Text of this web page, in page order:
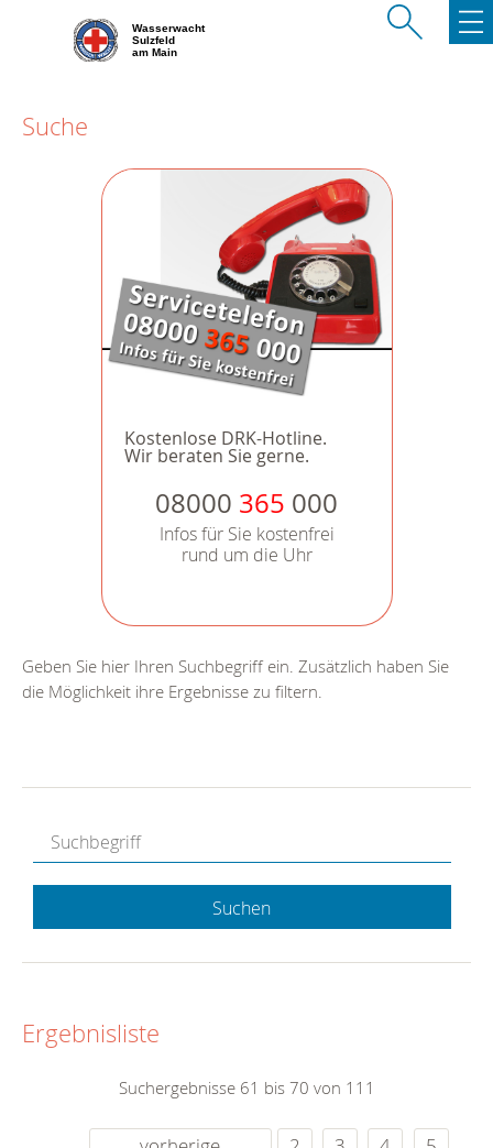
Wasserwacht
Sulzfeld
am Main
Suche
Kostenlose DRK-Hotline.
Wir beraten Sie gerne.
08000 365 000
Infos für Sie kostenfrei
rund um die Uhr
Geben Sie hier Ihren Suchbegriff ein. Zusätzlich haben Sie
die Möglichkeit ihre Ergebnisse zu filtern.
Suchen
Ergebnisliste
Suchergebnisse 61 bis 70 von 111